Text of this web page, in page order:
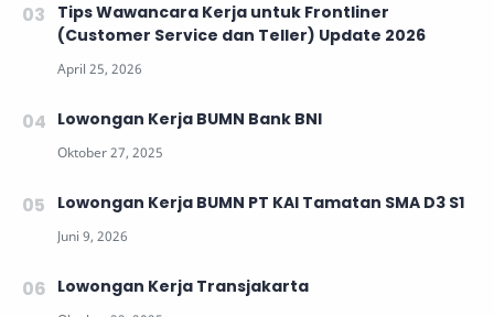
Tips Wawancara Kerja untuk Frontliner
(Customer Service dan Teller) Update 2026
Lowongan Kerja BUMN Bank BNI
Lowongan Kerja BUMN PT KAI Tamatan SMA D3 S1
Lowongan Kerja Transjakarta